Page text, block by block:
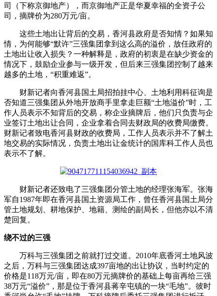
司（下称京御地产），而京御地产正是华夏幸福的全资子公
司，摘牌价为280万元/亩。
这些土地出让背后的交易，香河县政府是否知情？如果知
情，为何能够“默许”三强集团拿到这么高的溢价，放任政府的
土地出让收入损失？一种解释是，政府的初衷是在缺少资金的
情况下，鼓励企业参与一级开发，但后来三强集团控制了越来
越多的土地，“积重难返”。
财新记者向香河县国土局招拍挂中心、土地利用科征询是
否知道三强集团从外地开放商手里拿走巨额“土地溢价”时，工
作人员表示不知背后的交易，称企业摘牌后，他们只负责与企
业签订土地出让合同，企业拿着合同去财政局的收费局缴费。
财新记者致电香河县财政的收费局，工作人员表示并不了解土
地交易的实际情况，负责土地出让金统计的国库科工作人员也
表示不了解。
财新记者还致电了三强集团分管土地的经理张海军。张海
军自1987年即在香河县国土资源局工作，曾任香河县国土局分
管土地规划、耕地保护、地籍、测绘的副局长，但他亦以不清
楚回复。
绕不过的三强
万科与三强集团之前就打过交道。2010年底香河土地风波
之后，万科与三强集团达成397亩地的出让协议，当时约定的
价格是118万元/亩，即在80万元摘牌价的基础上每亩再给三强
38万元“溢价”，那是位于香河县蒋辛屯镇的一块“毛地”。彼时